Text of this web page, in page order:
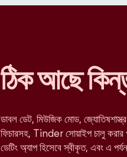
ঠিক আছে
ডাবল ডেট, মিউজিক মোড,
ফিচারসহ, Tinder সোয়াইপ চালু করার
ডেটিং অ্যাপ হিসেবে স্বীকৃত, এবং এ